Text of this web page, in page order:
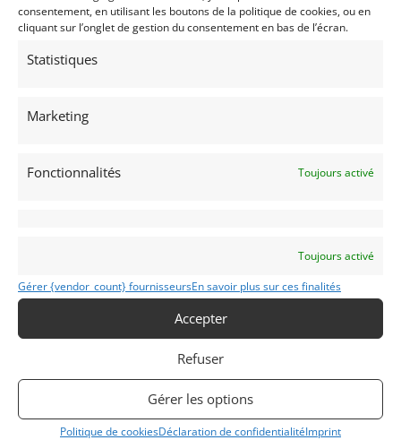
consentement, en utilisant les boutons de la politique de cookies, ou en
cliquant sur l’onglet de gestion du consentement en bas de l’écran.
Statistiques
Marketing
Fonctionnalités Toujours activé
Toujours activé
Gérer {vendor_count} fournisseursEn savoir plus sur ces finalités
Accepter
Refuser
Gérer les options
Politique de cookiesDéclaration de confidentialitéImprint
CROSSLE 15F F5000 (1968)
23 avril 2021
3 430 vues